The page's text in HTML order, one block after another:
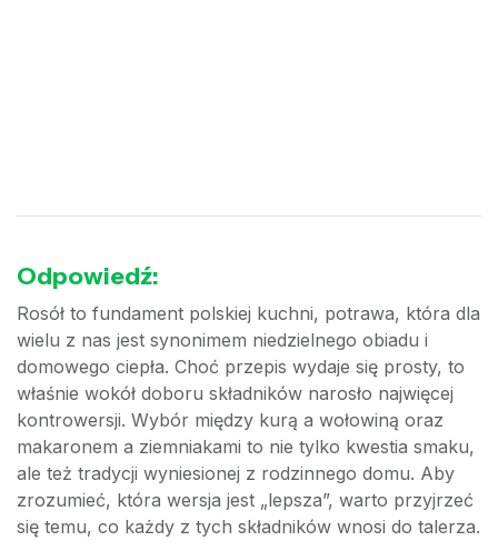
Odpowiedź:
Rosół to fundament polskiej kuchni, potrawa, która dla
wielu z nas jest synonimem niedzielnego obiadu i
domowego ciepła. Choć przepis wydaje się prosty, to
właśnie wokół doboru składników narosło najwięcej
kontrowersji. Wybór między kurą a wołowiną oraz
makaronem a ziemniakami to nie tylko kwestia smaku,
ale też tradycji wyniesionej z rodzinnego domu. Aby
zrozumieć, która wersja jest „lepsza”, warto przyjrzeć
się temu, co każdy z tych składników wnosi do talerza.